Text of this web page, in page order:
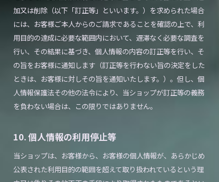
加又は削除（以下「訂正等」といいます。）を求められた場合
には、お客様ご本人からのご請求であることを確認の上で、利
用目的の達成に必要な範囲内において、遅滞なく必要な調査を
行い、その結果に基づき、個人情報の内容の訂正等を行い、そ
の旨をお客様に通知します（訂正等を行わない旨の決定をした
ときは、お客様に対しその旨を通知いたします。）。但し、個
人情報保護法その他の法令により、当ショップが訂正等の義務
を負わない場合は、この限りではありません。
10. 個人情報の利用停止等
当ショップは、お客様から、お客様の個人情報が、あらかじめ
公表された利用目的の範囲を超えて取り扱われているという理